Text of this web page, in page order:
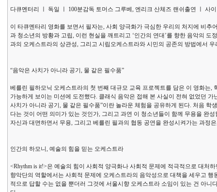
다큐멘터리 ㅣ 독일 ㅣ 100분감독 토머스 그루베, 엔리크 산체즈 랜쉬출연 ㅣ 사
이 타큐멘타리 영화를 보면서 필자는, 사회 양극화가 극심한 우리의 처지에 비
과 청소년의 방황과 고립, 이런 현실을 깨트리고 ‘인간의 연대’를 향한 음악의
과의 오케스트라의 상관성, 그리고 시립오케스트라와 시민의 공존의 방법에서
“음악은 사치가 아니라 공기, 물 같은 필수품”
베를린 필하모닉 오케스트라의 첫 번째 대규모 교육 프로젝트를 담은 이 영화는
가능하게 보이는 미션에 도전했다. 클래식 음악은 접해 본 사실이 전혀 없었던
사치가 아니라 공기, 물 같은 필수품”이란 놀라운 체험을 공유하게 된다. 처음
다는 것이 어떤 의미가 있는 것인가, 그리고 과연 이 청소년들이 함께 무용을 완
자신과 대면하면서 무용, 그리고 베를린 필과의 협동 공연을 완성시켜가는 과정
인간의 하모니, 예술의 힘을 믿는 오케스트라
<Rhythm is it!>은 예술의 힘이 사회적 양극화나 사회적 문제에 적극적으로 대처
향악단의 역할에서는 사회적 문제에 오케스트라의 음악성으로 대책을 세우고
적으로 답할 수는 없을 뿐더러 그것에 서울시향 오케스트라 소임이 있는 건 아